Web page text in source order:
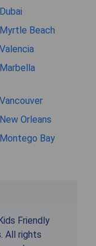
Dubai
Myrtle Beach
Valencia
Marbella
Vancouver
New Orleans
Montego Bay
Friendly
All rights